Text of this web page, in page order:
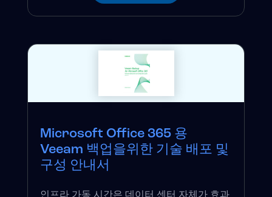
Microsoft Office 365 용
Veeam 백업을위한 기술 배포 및
구성 안내서
인프라 가동 시간은 데이터 센터 자체가 효과